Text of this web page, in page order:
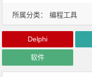
所属分类： 编程工具
Delphi
软件